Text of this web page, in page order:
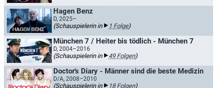
Hagen Benz
D, 2025–
(Schauspielerin in 1 Folge)
München 7 / Heiter bis tödlich - München 7
D, 2004–2016
(Schauspielerin in 49 Folgen)
Doctor's Diary - Männer sind die beste Medizin
D/A, 2008–2010
(Schauspielerin in 18 Folgen)